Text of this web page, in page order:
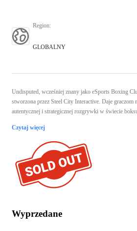
Region:
GLOBALNY
Undisputed, wcześniej znany jako eSports Boxing
stworzona przez Steel City Interactive. Daje graczom
autentycznej i strategicznej rozgrywki w świecie
Czytaj więcej
Wyprzedane